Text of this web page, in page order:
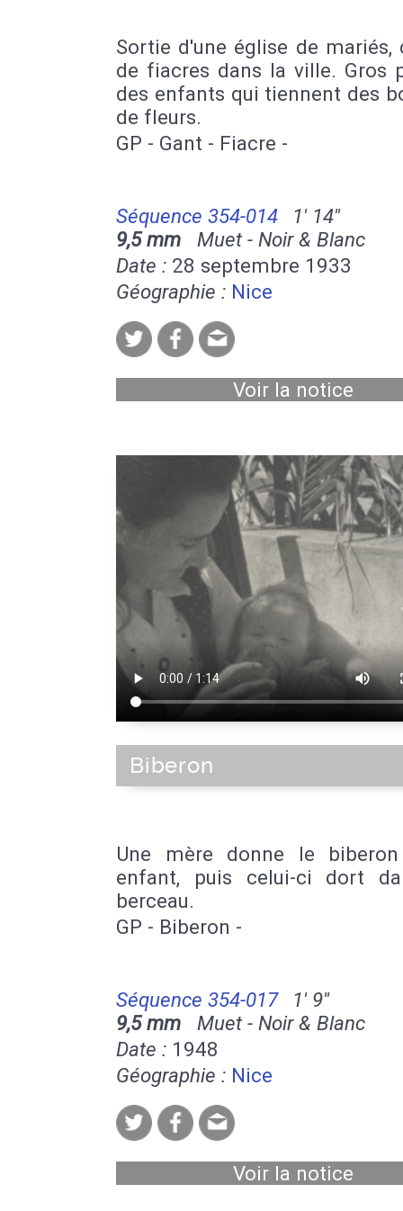
Sortie d'une église de mariés,
de fiacres dans la ville. Gros
des enfants qui tiennent des
de fleurs.
GP - Gant - Fiacre -
Séquence 354-014
1' 14''
9,5 mm Muet - Noir & Blanc
Date : 28 septembre 1933
Géographie : Nice
Voir la notice
Biberon
Une mère donne le
enfant, puis celui-ci dort
berceau.
GP - Biberon -
Séquence 354-017
1' 9''
9,5 mm Muet - Noir & Blanc
Date : 1948
Géographie : Nice
Voir la notice